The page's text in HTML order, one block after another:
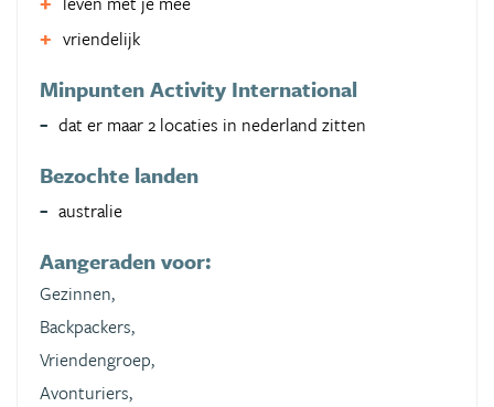
vriendelijk
Minpunten Activity International
dat er maar 2 locaties in nederland zitten
Bezochte landen
australie
Aangeraden voor:
Gezinnen,
Backpackers,
Vriendengroep,
Avonturiers,